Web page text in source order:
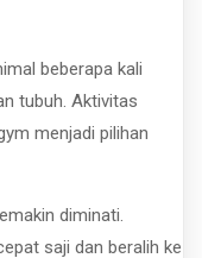
beberapa kali
tubuh. Aktivitas
menjadi pilihan
diminati.
saji dan beralih ke